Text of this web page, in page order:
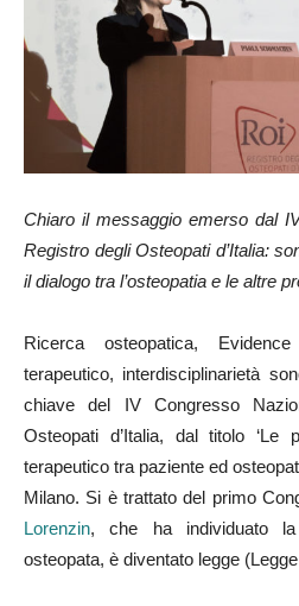
Chiaro il messaggio emerso dal
Registro degli Osteopati d’Italia:
il dialogo tra l’osteopatia e le altre
Ricerca osteopatica,
terapeutico, interdisciplinarietà
chiave del IV Congresso
Osteopati d’Italia, dal titolo
terapeutico tra paziente ed
Milano. Si è trattato del primo
Lorenzin, che ha individuato la
osteopata, è diventato legge